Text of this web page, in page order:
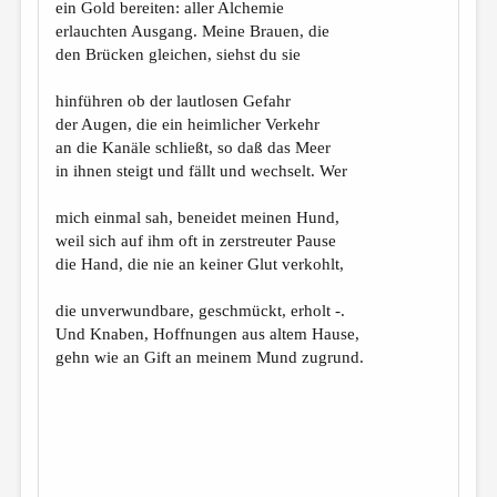
РЕДКОЛЛЕГИЯ
ОТ РЕДАКЦИИ
ЭССЕИСТИКА
ЛИТЕРАТУРОВЕДЕНИЕ
ПУБЛИЦИСТИКА
ЦИКЛЫ ПУБЛИКАЦИЙ
ТРЕДИАКОВСКИЙ
ein Gold bereiten: aller Alchemie
erlauchten Ausgang. Meine Brauen, die
den Brücken gleichen, siehst du sie
hinführen ob der lautlosen Gefahr
der Augen, die ein heimlicher Verkehr
an die Kanäle schließt, so daß das Meer
in ihnen steigt und fällt und wechselt. Wer
mich einmal sah, beneidet meinen Hund,
weil sich auf ihm oft in zerstreuter Pause
die Hand, die nie an keiner Glut verkohlt,
die unverwundbare, geschmückt, erholt -.
Und Knaben, Hoffnungen aus altem Hause,
gehn wie an Gift an meinem Mund zugrund.